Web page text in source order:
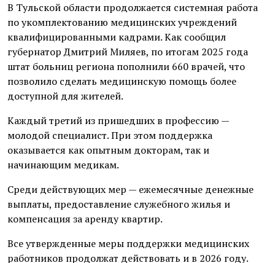
В Тульской области продолжается системная работа
по укомплектованию медицинских учреждений
квалифицированными кадрами. Как сообщил
губернатор Дмитрий Миляев, по итогам 2025 года
штат больниц региона пополнили 660 врачей, что
позволило сделать медицинскую помощь более
доступной для жителей.
Каждый третий из пришедших в профессию —
молодой специалист. При этом поддержка
оказывается как опытным докторам, так и
начинающим медикам.
Среди действующих мер — ежемесячные денежные
выплаты, предоставление служебного жилья и
компенсация за аренду квартир.
Все утвержденные меры поддержки медицинских
работников продолжат действовать и в 2026 году.